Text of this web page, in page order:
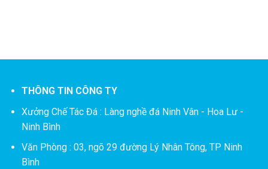
THÔNG TIN CÔNG TY
Xưởng Chế Tác Đá : Làng nghề đá Ninh Vân - Hoa Lư -
Ninh Bình
Văn Phòng : 03, ngõ 29 đường Lý Nhân Tông, TP Ninh
Bình